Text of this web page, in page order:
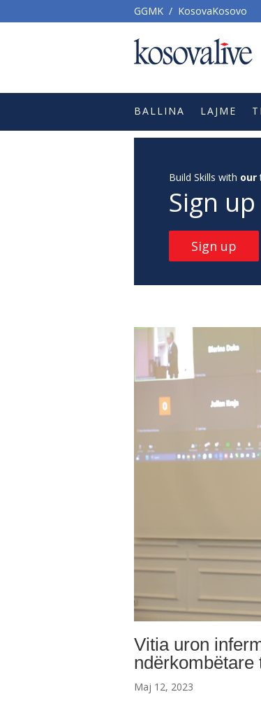
GGMK / KosovaKosovo
BALLINA LAJME
Build Skills with our
Sign
Sign up
Vitia uron
Maj 12, 2023